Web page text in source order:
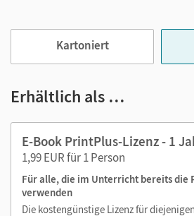
Viele digitale Funktionen
Lernen:
Notizen erstellen
Lesezeichen hinzufügen
Zoomen
Kartoniert
Erhältlich als …
E-Book PrintPlus-Lizenz - 1
1,99 EUR für 1 Person
Für alle, die im Unterricht bereits die
verwenden
Die kostengünstige Lizenz für